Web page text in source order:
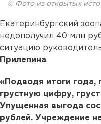
© Фото из открытых
Екатеринбургский
недополучил 40 млн
ситуацию
Прилепина.
«Подводя итоги года,
грустную цифру,
Упущенная выгода
рублей. Учреждение